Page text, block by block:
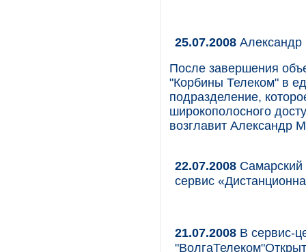
25.07.2008
После завершения
"Корбины Телеком" в
подразделение,
широкополосного
возглавит Александр
22.07.2008
сервис
21.07.2008 В сервис-